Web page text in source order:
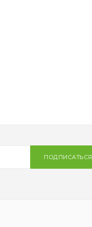
ПОДПИСАТЬСЯ